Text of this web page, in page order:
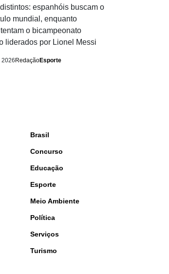
espanhóis buscam o
mundial, enquanto
o bicampeonato
liderados por Lionel Messi
2026RedaçãoEsporte
Brasil
Concurso
Educação
Esporte
Meio Ambiente
Política
Serviços
Turismo